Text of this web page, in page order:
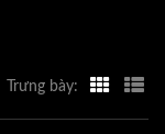
Trưng bày: